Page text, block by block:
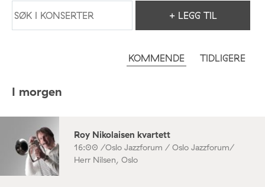
+ LEGG TIL
KOMMENDE TIDLIGERE
I morgen
Roy Nikolaisen kvartett
16:00 /Oslo Jazzforum / Oslo Jazzforum/
Herr Nilsen, Oslo